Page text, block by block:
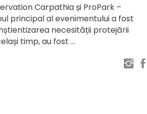
Carpathia și ProPark –
principal al evenimentului a fost
necesității protejării
timp, au fost